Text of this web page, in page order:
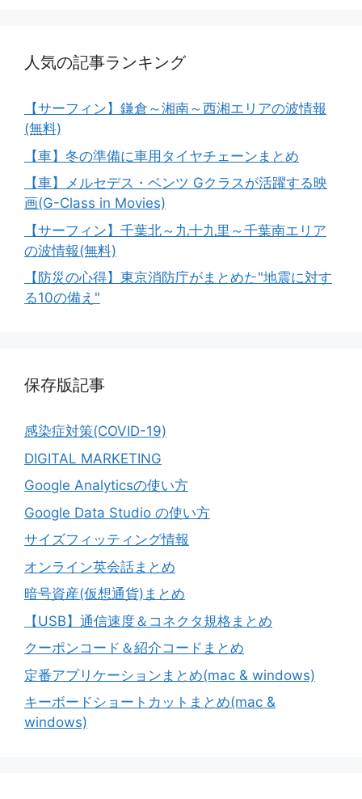
人気の記事ランキング
【サーフィン】鎌倉～湘南～西湘エリアの波情報
(無料)
【車】冬の準備に車用タイヤチェーンまとめ
【車】メルセデス・ベンツ Gクラスが活躍する映
画(G-Class in Movies)
【サーフィン】千葉北～九十九里～千葉南エリア
の波情報(無料)
【防災の心得】東京消防庁がまとめた"地震に対す
る10の備え"
保存版記事
感染症対策(COVID-19)
DIGITAL MARKETING
Google Analyticsの使い方
Google Data Studio の使い方
サイズフィッティング情報
オンライン英会話まとめ
暗号資産(仮想通貨)まとめ
【USB】通信速度＆コネクタ規格まとめ
クーポンコード＆紹介コードまとめ
定番アプリケーションまとめ(mac & windows)
キーボードショートカットまとめ(mac &
windows)